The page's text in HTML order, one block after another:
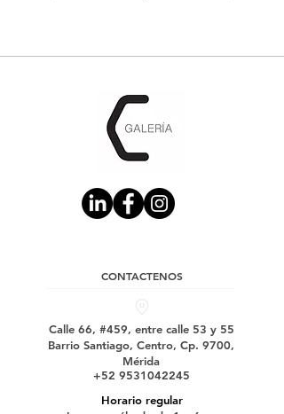
CONTACTENOS
Calle 66, #459, entre calle 53 y 55
Barrio Santiago, Centro, Cp. 9700,
Mérida
+52 9531042245
Horario regular